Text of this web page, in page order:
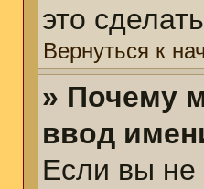
это
Вернуться к
» Почему
ввод
Если вы